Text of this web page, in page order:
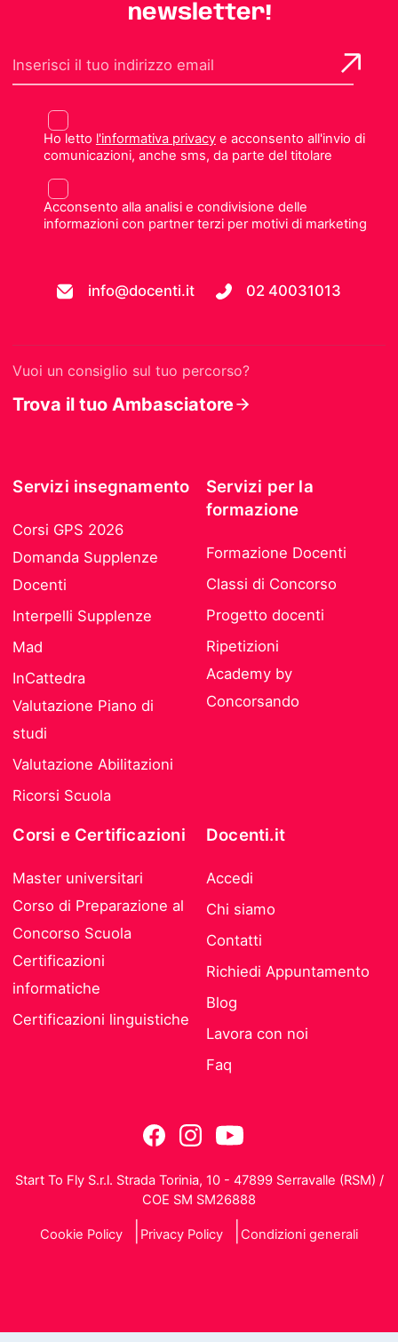
newsletter!
Ho letto l'informativa privacye acconsento all'invio di
comunicazioni, anche sms, da parte del titolare
Acconsento alla analisi e condivisione delle
informazioni con partner terzi per motivi di marketing
info@docenti.it 02 40031013
Vuoi un consiglio sul tuo percorso?
Trova il tuo Ambasciatore
Servizi insegnamento
Corsi GPS 2026
Domanda Supplenze
Docenti
Interpelli Supplenze
Mad
InCattedra
Valutazione Piano di
studi
Valutazione Abilitazioni
Ricorsi Scuola
Servizi per la
formazione
Formazione Docenti
Classi di Concorso
Progetto docenti
Ripetizioni
Academy by
Concorsando
Corsi e Certificazioni
Master universitari
Corso di Preparazione al
Concorso Scuola
Certificazioni
informatiche
Certificazioni linguistiche
Docenti.it
Accedi
Chi siamo
Contatti
Richiedi Appuntamento
Blog
Lavora con noi
Faq
Start To Fly S.r.l. Strada Torinia, 10 - 47899 Serravalle (RSM) /
COE SM SM26888
Cookie Policy Privacy Policy Condizioni generali